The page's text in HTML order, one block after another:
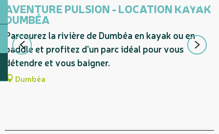
AVENTURE PULSION - LOCATION KAYAK
DUMBÉA
Parcourez la rivière de Dumbéa en kayak ou en
paddle et profitez d'un parc idéal pour vous
détendre et vous baigner.
Dumbéa
Réservable